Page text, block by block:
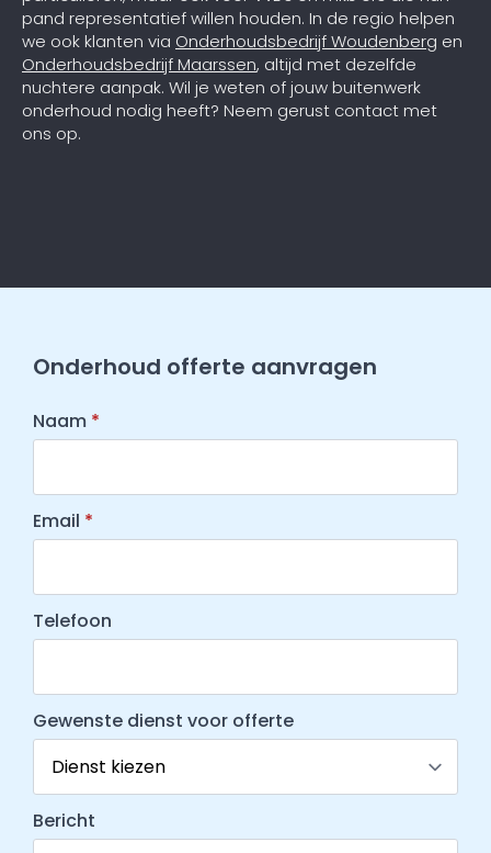
pand representatief willen houden. In de regio helpen
we ook klanten via Onderhoudsbedrijf Woudenberg en
Onderhoudsbedrijf Maarssen, altijd met dezelfde
nuchtere aanpak. Wil je weten of jouw buitenwerk
onderhoud nodig heeft? Neem gerust contact met
ons op.
Onderhoud offerte aanvragen
Naam *
Email *
Telefoon
Gewenste dienst voor offerte
Bericht